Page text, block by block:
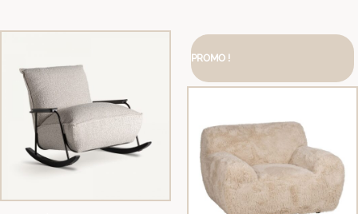
PROMO !
Le
1199,00 €.
Le
899,00 €.